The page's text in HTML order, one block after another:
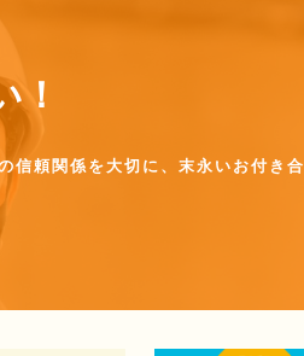
信頼関係を大切に、末永いお付き合